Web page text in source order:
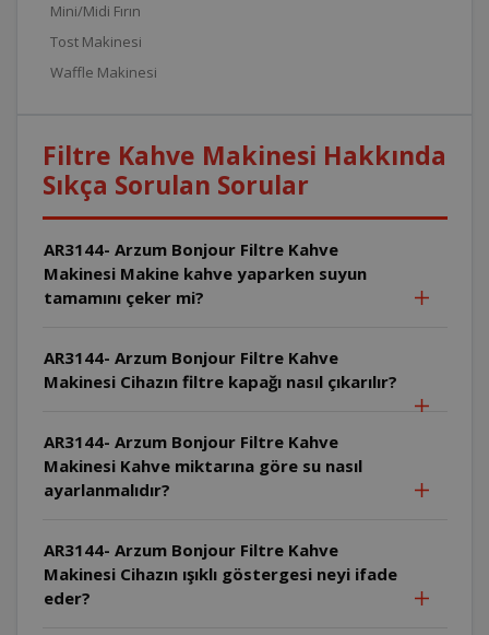
Mini/Midi Fırın
Tost Makinesi
Waffle Makinesi
Filtre Kahve Makinesi Hakkında
Sıkça Sorulan Sorular
AR3144- Arzum Bonjour Filtre Kahve
Makinesi Makine kahve yaparken suyun
tamamını çeker mi?
AR3144- Arzum Bonjour Filtre Kahve
Makinesi Cihazın filtre kapağı nasıl çıkarılır?
AR3144- Arzum Bonjour Filtre Kahve
Makinesi Kahve miktarına göre su nasıl
ayarlanmalıdır?
AR3144- Arzum Bonjour Filtre Kahve
Makinesi Cihazın ışıklı göstergesi neyi ifade
eder?